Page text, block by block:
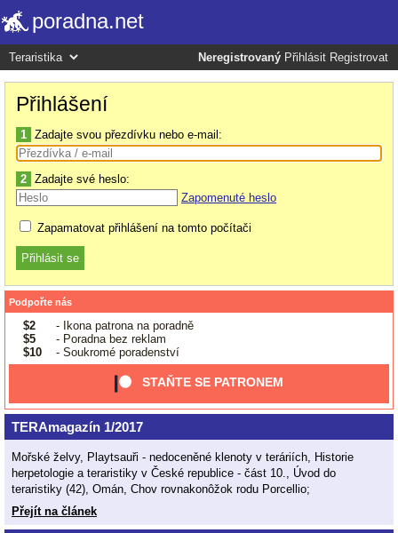
poradna.net
Neregistrovaný Přihlásit Registrovat
Přihlášení
1 Zadajte svou přezdívku nebo e-mail:
2 Zadajte své heslo:
Zapomenuté heslo
Zapamatovat přihlášení na tomto počítači
Podpořte nás
$2
- Ikona patrona na poradně
$5
- Poradna bez reklam
$10
- Soukromé poradenství
STAŇTE SE PATRONEM
TERAmagazín 1/2017
Mořské želvy, Playtsauři - nedoceněné klenoty v teráriích, Historie
herpetologie a teraristiky v České republice - část 10., Úvod do
teraristiky (42), Omán, Chov rovnakonôžok rodu Porcellio;
Přejít na článek